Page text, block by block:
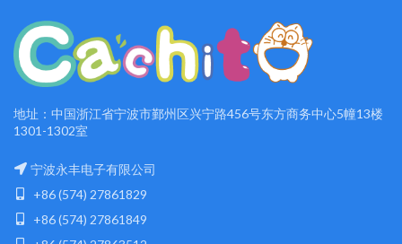
地址：中国浙江省宁波市鄞州区兴宁路456号东方商务中心5幢13楼
1301-1302室
宁波永丰电子有限公司
+86 (574) 27861829
+86 (574) 27861849